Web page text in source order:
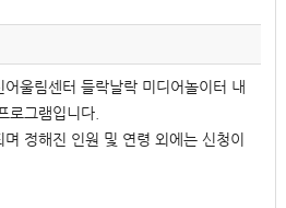
울림센터 들락날락 미디어놀이터 내
로그램입니다.
정해진 인원 및 연령 외에는 신청이